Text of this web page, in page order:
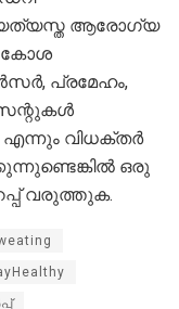
ആരോഗ്യ
പ്രമേഹം,
എന്നും വിധക്തർ
ഒരു
വരുത്തുക.